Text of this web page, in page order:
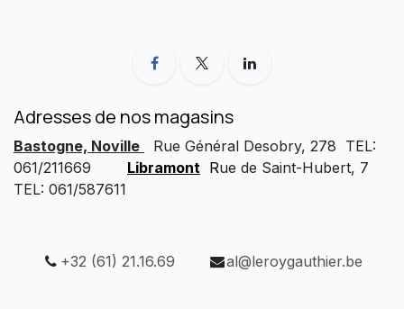
Adresses de nos magasins
Bastogne, Noville
Rue Général Desobry, 278 TEL:
061/211669
Libramont Rue de Saint-Hubert, 7
TEL: 061/587611
+32 (61) 21.16.69 al@leroygauthier.be